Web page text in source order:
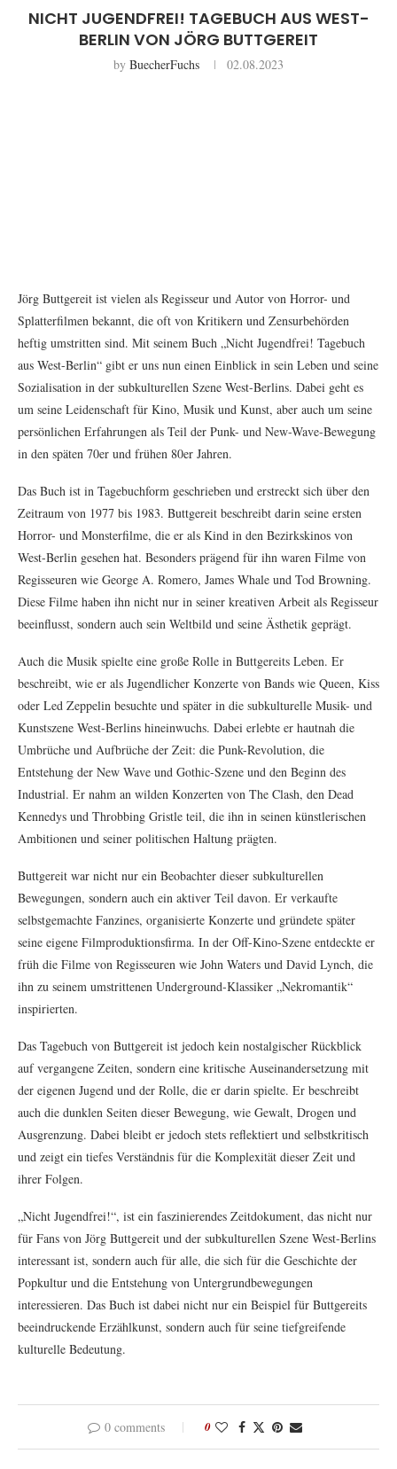
NICHT JUGENDFREI! TAGEBUCH AUS WEST-
BERLIN VON JÖRG BUTTGEREIT
by BuecherFuchs 02.08.2023
Jörg Buttgereit ist vielen als Regisseur und Autor von Horror- und
Splatterfilmen bekannt, die oft von Kritikern und Zensurbehörden
heftig umstritten sind. Mit seinem Buch „Nicht Jugendfrei! Tagebuch
aus West-Berlin“ gibt er uns nun einen Einblick in sein Leben und seine
Sozialisation in der subkulturellen Szene West-Berlins. Dabei geht es
um seine Leidenschaft für Kino, Musik und Kunst, aber auch um seine
persönlichen Erfahrungen als Teil der Punk- und New-Wave-Bewegung
in den späten 70er und frühen 80er Jahren.
Das Buch ist in Tagebuchform geschrieben und erstreckt sich über den
Zeitraum von 1977 bis 1983. Buttgereit beschreibt darin seine ersten
Horror- und Monsterfilme, die er als Kind in den Bezirkskinos von
West-Berlin gesehen hat. Besonders prägend für ihn waren Filme von
Regisseuren wie George A. Romero, James Whale und Tod Browning.
Diese Filme haben ihn nicht nur in seiner kreativen Arbeit als Regisseur
beeinflusst, sondern auch sein Weltbild und seine Ästhetik geprägt.
Auch die Musik spielte eine große Rolle in Buttgereits Leben. Er
beschreibt, wie er als Jugendlicher Konzerte von Bands wie Queen, Kiss
oder Led Zeppelin besuchte und später in die subkulturelle Musik- und
Kunstszene West-Berlins hineinwuchs. Dabei erlebte er hautnah die
Umbrüche und Aufbrüche der Zeit: die Punk-Revolution, die
Entstehung der New Wave und Gothic-Szene und den Beginn des
Industrial. Er nahm an wilden Konzerten von The Clash, den Dead
Kennedys und Throbbing Gristle teil, die ihn in seinen künstlerischen
Ambitionen und seiner politischen Haltung prägten.
Buttgereit war nicht nur ein Beobachter dieser subkulturellen
Bewegungen, sondern auch ein aktiver Teil davon. Er verkaufte
selbstgemachte Fanzines, organisierte Konzerte und gründete später
seine eigene Filmproduktionsfirma. In der Off-Kino-Szene entdeckte er
früh die Filme von Regisseuren wie John Waters und David Lynch, die
ihn zu seinem umstrittenen Underground-Klassiker „Nekromantik“
inspirierten.
Das Tagebuch von Buttgereit ist jedoch kein nostalgischer Rückblick
auf vergangene Zeiten, sondern eine kritische Auseinandersetzung mit
der eigenen Jugend und der Rolle, die er darin spielte. Er beschreibt
auch die dunklen Seiten dieser Bewegung, wie Gewalt, Drogen und
Ausgrenzung. Dabei bleibt er jedoch stets reflektiert und selbstkritisch
und zeigt ein tiefes Verständnis für die Komplexität dieser Zeit und
ihrer Folgen.
„Nicht Jugendfrei!“, ist ein faszinierendes Zeitdokument, das nicht nur
für Fans von Jörg Buttgereit und der subkulturellen Szene West-Berlins
interessant ist, sondern auch für alle, die sich für die Geschichte der
Popkultur und die Entstehung von Untergrundbewegungen
interessieren. Das Buch ist dabei nicht nur ein Beispiel für Buttgereits
beeindruckende Erzählkunst, sondern auch für seine tiefgreifende
kulturelle Bedeutung.
0 comments 0